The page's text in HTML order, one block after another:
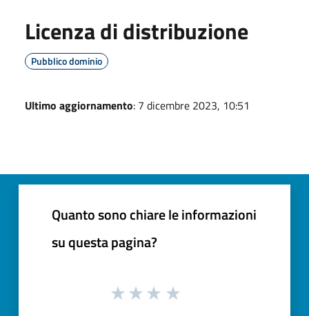
Licenza di distribuzione
Pubblico dominio
Ultimo aggiornamento: 7 dicembre 2023, 10:51
Quanto sono chiare le informazioni
su questa pagina?